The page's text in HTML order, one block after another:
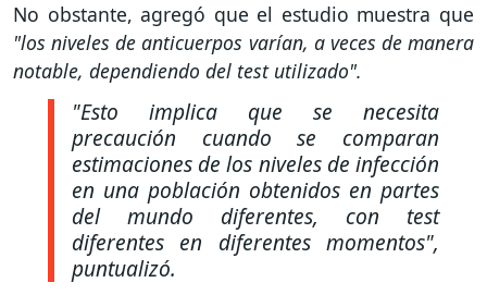
No obstante, agregó que el estudio muestra que
"los niveles de anticuerpos varían, a veces de manera
notable, dependiendo del test utilizado".
"Esto implica que se necesita
precaución cuando se comparan
estimaciones de los niveles de infección
en una población obtenidos en partes
del mundo diferentes, con test
diferentes en diferentes momentos",
puntualizó.